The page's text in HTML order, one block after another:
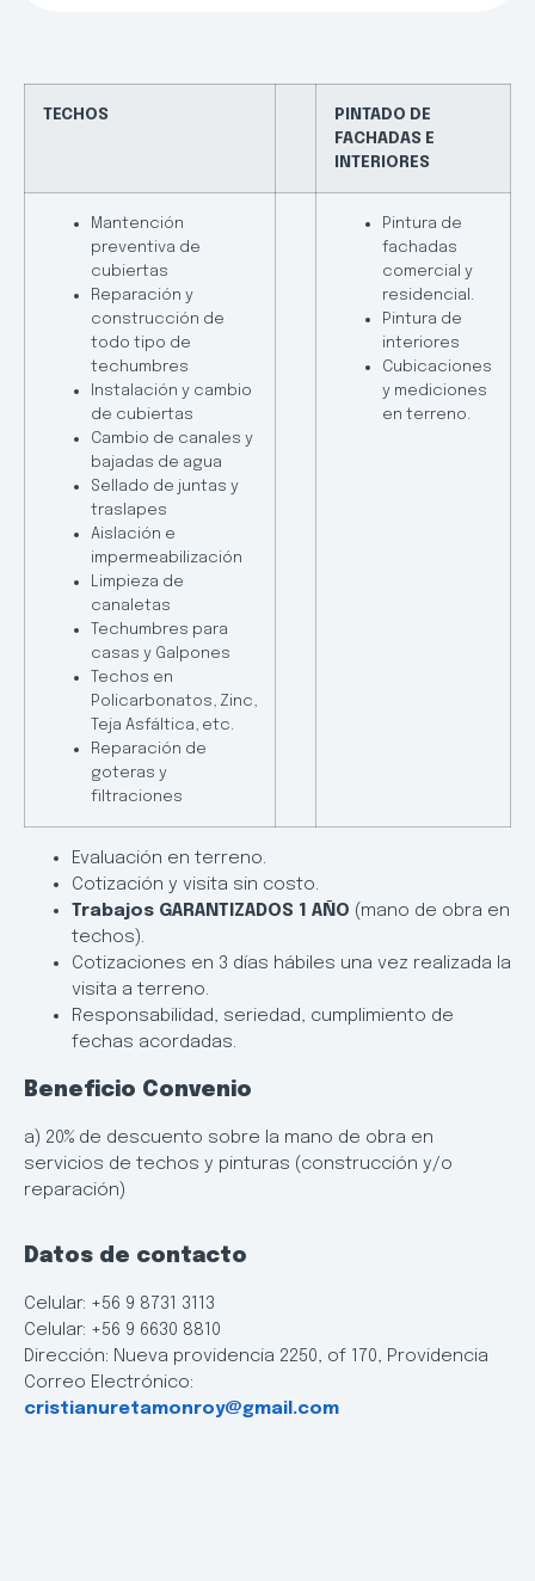
TECHOS
PINTADO DE
FACHADAS E
INTERIORES
Mantención
preventiva de
cubiertas
Reparación y
construcción de
todo tipo de
techumbres
Instalación y cambio
de cubiertas
Cambio de canales y
bajadas de agua
Sellado de juntas y
traslapes
Aislación e
impermeabilización
Limpieza de
canaletas
Techumbres para
casas y Galpones
Techos en
Policarbonatos, Zinc,
Teja Asfáltica, etc.
Reparación de
goteras y
filtraciones
Pintura de
fachadas
comercial y
residencial.
Pintura de
interiores
Cubicaciones
y mediciones
en terreno.
Evaluación en terreno.
Cotización y visita sin costo.
Trabajos GARANTIZADOS 1 AÑO (mano de obra en
techos).
Cotizaciones en 3 días hábiles una vez realizada la
visita a terreno.
Responsabilidad, seriedad, cumplimiento de
fechas acordadas.
Beneficio Convenio
a) 20% de descuento sobre la mano de obra en
servicios de techos y pinturas (construcción y/o
reparación)
Datos de contacto
Celular: +56 9 8731 3113
Celular: +56 9 6630 8810
Dirección: Nueva providencia 2250, of 170, Providencia
Correo Electrónico:
cristianuretamonroy@gmail.com